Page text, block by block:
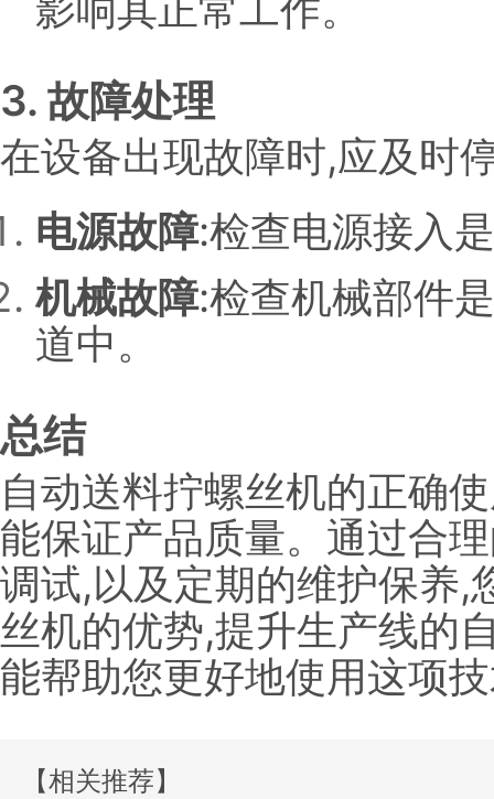
3. 故障处理
在设备出现故障时,应及时
电源故障:检查电源接入
机械故障:检查机械部件
道中。
总结
自动送料拧螺丝机的正确
能保证产品质量。通过合
调试,以及定期的维护保养,
丝机的优势,提升生产线的
能帮助您更好地使用这项
【相关推荐】